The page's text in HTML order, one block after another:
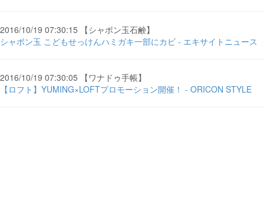
2016/10/19 07:30:15 【シャボン玉石鹸】
シャボン玉 こどもせっけんハミガキ一部にカビ - エキサイトニュース
2016/10/19 07:30:05 【ワナドゥ手帳】
【ロフト】YUMING×LOFTプロモーション開催！ - ORICON STYLE